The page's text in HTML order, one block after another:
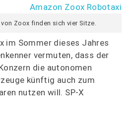
Zoox finden sich vier Sitze.
im Sommer dieses Jahres
vermuten, dass der
die autonomen
künftig auch zum
nutzen will. SP-X